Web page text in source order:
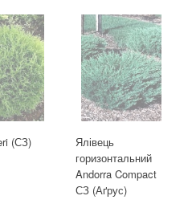
(СЗ)
Ялівець
горизонтальний
Andorra Compact
СЗ (Аґрус)